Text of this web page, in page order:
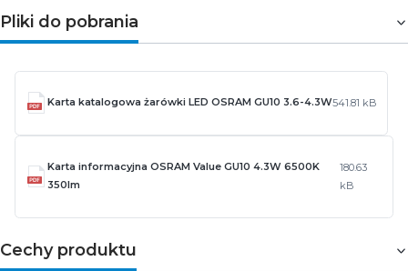
Pliki do pobrania
Karta katalogowa żarówki LED OSRAM GU10 3.6-4.3W541.81 kB
Karta informacyjna OSRAM Value GU10 4.3W 6500K
350lm
180.63
kB
Cechy produktu